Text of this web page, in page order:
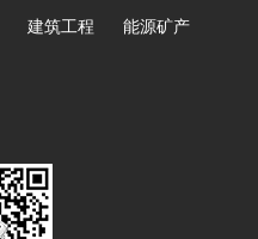
建筑工程 能源矿产